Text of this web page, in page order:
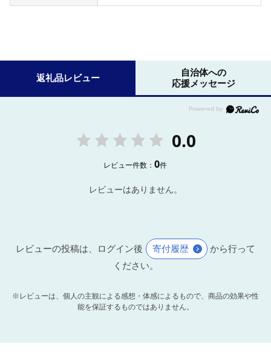
返礼品レビュー
自治体への
応援メッセージ
0.0
レビュー件数：0件
レビューはありません。
レビューの投稿は、ログイン後 寄付履歴
から行って
ください。
※レビューは、個人の主観による感想・体感によるもので、商品の効果や性
能を保証するものではありません。